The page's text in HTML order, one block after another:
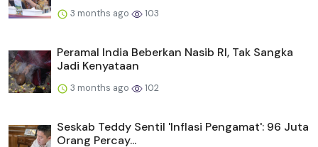
3 months ago 103
Peramal India Beberkan Nasib RI, Tak Sangka
Jadi Kenyataan
3 months ago 102
Seskab Teddy Sentil 'Inflasi Pengamat': 96 Juta
Orang Percay...